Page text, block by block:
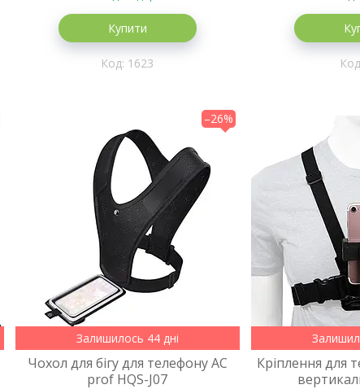
Купити
1623
–26%
Залишилось 44 дні
Чохол для бігу для телефону AC
prof HQS-J07
Кріплення для